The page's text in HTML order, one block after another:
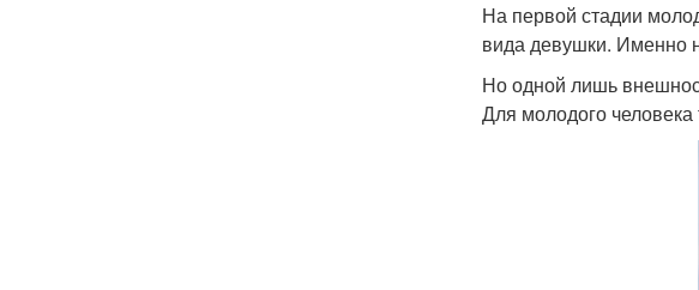
На первой стадии
вида девушки. Именно
Но одной лишь
Для молодого